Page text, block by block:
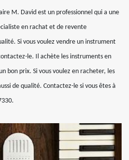
M. David est un professionnel qui a une
en rachat et de revente
Si vous voulez vendre un instrument
le. Il achète les instruments en
bon prix. Si vous voulez en racheter, les
de qualité. Contactez-le si vous êtes à